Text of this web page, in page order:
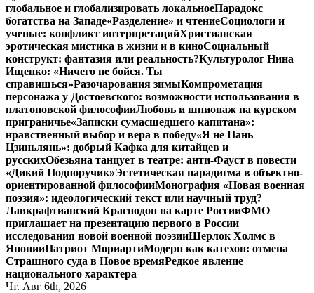
глобальное и глобализировать локальноеПарадокс
богатства на Западе«Разделение» и чтениеСоциологи и
ученые: конфликт интерпретацийХристианская
эротическая мистика в жизни и в киноСоциальный
конструкт: фантазия или реальность?Культуролог Нина
Ищенко: «Ничего не бойся. Ты
справишься»Разочарования зимыКомпрометация
персонажа у Достоевского: возможности использования в
платоновской философииЛюбовь и шпионаж на курском
приграничье«Записки сумасшедшего капитана»:
нравственный выбор и вера в победу«Я не Пань
Цзиньлянь»: добрый Кафка для китайцев и
русскихОбезьяна танцует в театре: анти-Фауст в повести
«Дикий Подпоручик»Эстетическая парадигма в объектно-
ориентированной философииМонография «Новая военная
поэзия»: идеологический текст или научный труд?
Лавкрафтианский Краснодон на карте РоссииФМО
приглашает на презентацию первого в России
исследования новой военной поэзииШерлок Холмс в
ЯпонииПатриот МориартиМодерн как катехон: отмена
Страшного суда в Новое времяРедкое явление
национального характера
Чт. Авг 6th, 2026